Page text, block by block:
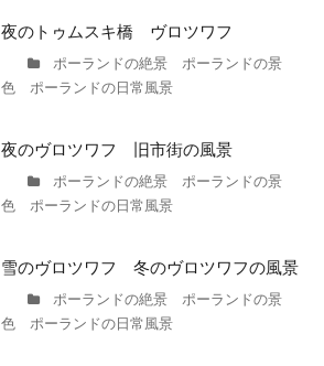
夜のトゥムスキ橋 ヴロツワフ
ポーランドの絶景 ポーランドの景
色 ポーランドの日常風景
夜のヴロツワフ 旧市街の風景
ポーランドの絶景 ポーランドの景
色 ポーランドの日常風景
雪のヴロツワフ 冬のヴロツワフの風景
ポーランドの絶景 ポーランドの景
色 ポーランドの日常風景